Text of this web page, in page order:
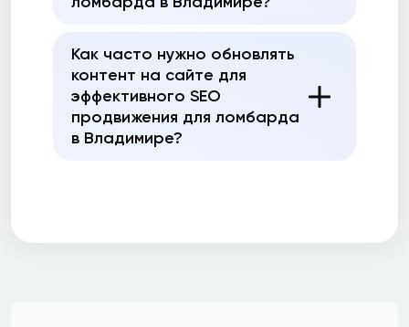
Как часто нужно обновлять
контент на сайте для
эффективного SEO
продвижения для ломбарда
в Владимире?